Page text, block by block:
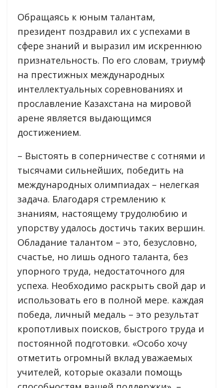
Обращаясь к юным талантам,
президент поздравил их с успехами в
сфере знаний и выразил им искреннюю
признательность. По его словам, триумф
на престижных международных
интеллектуальных соревнованиях и
прославление Казахстана на мировой
арене является выдающимся
достижением.
– Выстоять в соперничестве с сотнями и
тысячами сильнейших, победить на
международных олимпиадах – нелегкая
задача. Благодаря стремлению к
знаниям, настоящему трудолюбию и
упорству удалось достичь таких вершин.
Обладание талантом – это, безусловно,
счастье, но лишь одного таланта, без
упорного труда, недостаточного для
успеха. Необходимо раскрыть свой дар и
использовать его в полной мере. каждая
победа, личный медаль – это результат
кропотливых поисков, быстрого труда и
постоянной подготовки. «Особо хочу
отметить огромный вклад уважаемых
учителей, которые оказали помощь